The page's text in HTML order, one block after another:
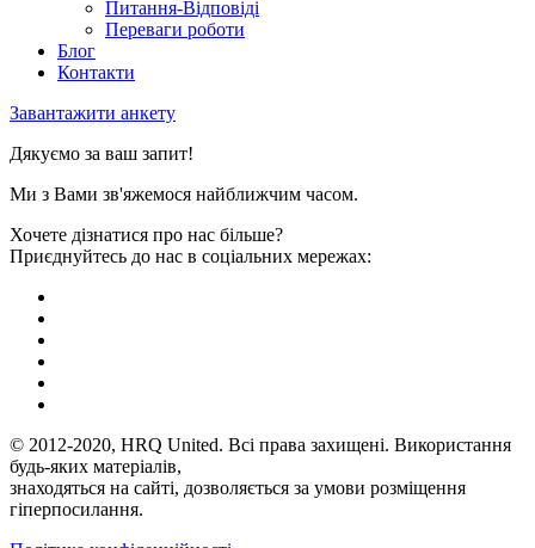
Питання-Відповіді
Переваги роботи
Блог
Контакти
Завантажити анкету
Дякуємо за ваш запит!
Ми з Вами зв'яжемося найближчим часом.
Хочете дізнатися про нас більше?
Приєднуйтесь до нас в соціальних мережах:
© 2012-2020, HRQ United. Всі права захищені. Використання
будь-яких матеріалів,
знаходяться на сайті, дозволяється за умови розміщення
гіперпосилання.